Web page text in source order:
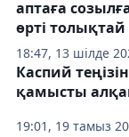
18:47, 13 шілде
аптаға
өрті толықтай
19:01, 19 тамыз
Каспий
қамысты